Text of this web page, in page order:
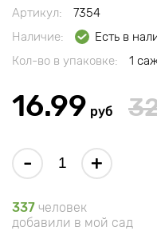
Артикул:
7354
Наличие:
Есть в
Кол-во в упаковке:
1
16.99 руб
- +
337 человек
добавили в мой сад